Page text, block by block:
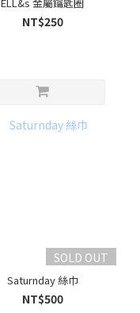
NT$250
SOLD OUT
Saturnday 絲巾
NT$500